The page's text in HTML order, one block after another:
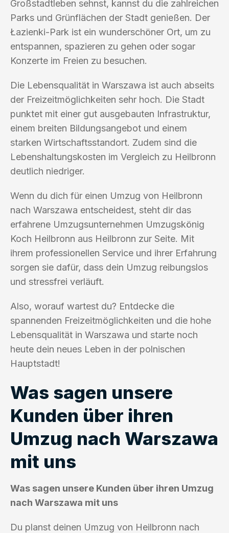
Großstadtleben sehnst, kannst du die zahlreichen
Parks und Grünflächen der Stadt genießen. Der
Łazienki-Park ist ein wunderschöner Ort, um zu
entspannen, spazieren zu gehen oder sogar
Konzerte im Freien zu besuchen.
Die Lebensqualität in Warszawa ist auch abseits
der Freizeitmöglichkeiten sehr hoch. Die Stadt
punktet mit einer gut ausgebauten Infrastruktur,
einem breiten Bildungsangebot und einem
starken Wirtschaftsstandort. Zudem sind die
Lebenshaltungskosten im Vergleich zu Heilbronn
deutlich niedriger.
Wenn du dich für einen Umzug von Heilbronn
nach Warszawa entscheidest, steht dir das
erfahrene Umzugsunternehmen Umzugskönig
Koch Heilbronn aus Heilbronn zur Seite. Mit
ihrem professionellen Service und ihrer Erfahrung
sorgen sie dafür, dass dein Umzug reibungslos
und stressfrei verläuft.
Also, worauf wartest du? Entdecke die
spannenden Freizeitmöglichkeiten und die hohe
Lebensqualität in Warszawa und starte noch
heute dein neues Leben in der polnischen
Hauptstadt!
Was sagen unsere
Kunden über ihren
Umzug nach Warszawa
mit uns
Was sagen unsere Kunden über ihren Umzug
nach Warszawa mit uns
Du planst deinen Umzug von Heilbronn nach